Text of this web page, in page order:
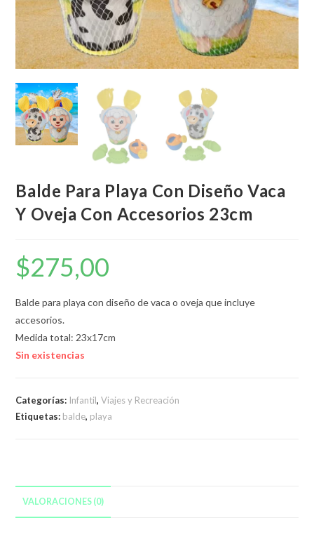
Balde Para Playa Con Diseño Vaca
Y Oveja Con Accesorios 23cm
$275,00
Balde para playa con diseño de vaca o oveja que incluye
accesorios.
Medida total: 23x17cm
Sin existencias
Categorías: Infantil,Viajes y Recreación
Etiquetas: balde, playa
VALORACIONES (0)